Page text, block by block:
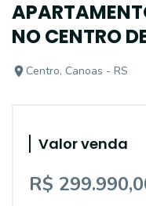
NO CENTRO
Centro, Canoas - RS
Valor venda
R$